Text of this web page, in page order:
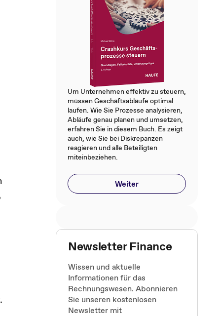
Um Unternehmen effektiv zu steuern,
müssen Geschäftsabläufe optimal
laufen. Wie Sie Prozesse analysieren,
Abläufe genau planen und umsetzen,
erfahren Sie in diesem Buch. Es zeigt
auch, wie Sie bei Diskrepanzen
reagieren und alle Beteiligten
miteinbeziehen.
Weiter
Newsletter Finance
Wissen und aktuelle
Informationen für das
Rechnungswesen. Abonnieren
Sie unseren kostenlosen
Newsletter mit